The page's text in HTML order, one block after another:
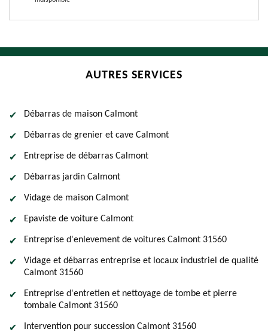
AUTRES SERVICES
Débarras de maison Calmont
Débarras de grenier et cave Calmont
Entreprise de débarras Calmont
Débarras jardin Calmont
Vidage de maison Calmont
Epaviste de voiture Calmont
Entreprise d'enlevement de voitures Calmont 31560
Vidage et débarras entreprise et locaux industriel de qualité
Calmont 31560
Entreprise d'entretien et nettoyage de tombe et pierre
tombale Calmont 31560
Intervention pour succession Calmont 31560